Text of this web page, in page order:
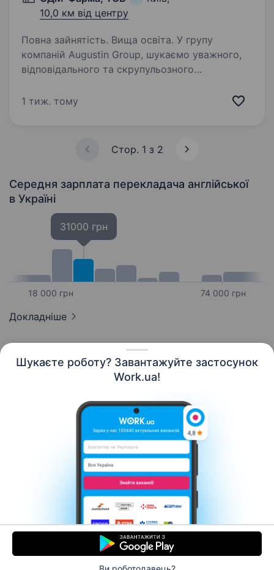
Шукаєте роботу? Завантажуйте застосунок
Work.ua!
10,0 км від центру
Повна зайнятість. Вища освіта. У групу
компаній Augustin Group, шукаємо уважного,
відповідального та скрупульозного
з документацією для косметичної та медичної
1 тиж. тому
Стор. 1 з 2
Середня зарплата перекладача англійської
в Україні
18 000 грн
31000 грн
74 000 грн
Докладніше
Контакти Про нас
Кар’єра
Допомога Умови використання